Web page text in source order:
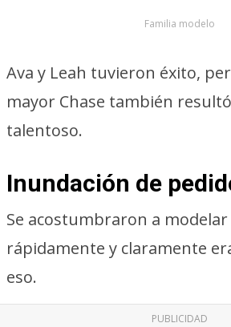
Familia modelo
Ava y Leah tuvieron éxito,
mayor Chase también
talentoso.
Inundación de
Se acostumbraron a modelar
rápidamente y claramente
eso.
PUBLICIDAD